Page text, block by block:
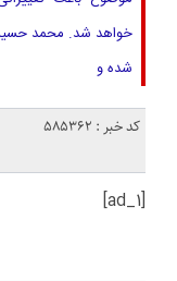
خواهد شد. محمد
شده و
کد خبر : 585362
[ad_1]